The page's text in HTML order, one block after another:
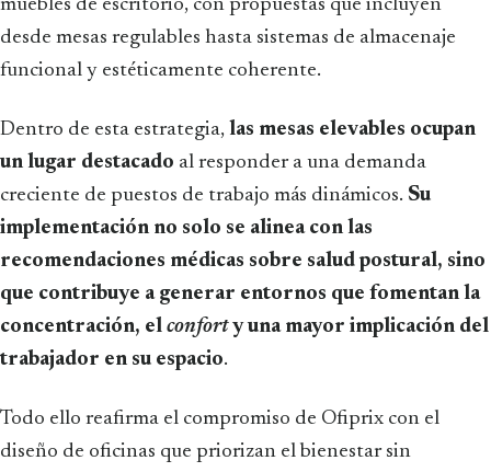
muebles de escritorio, con propuestas que incluyen
desde mesas regulables hasta sistemas de almacenaje
funcional y estéticamente coherente.
Dentro de esta estrategia, las mesas elevables ocupan
un lugar destacado al responder a una demanda
creciente de puestos de trabajo más dinámicos. Su
implementación no solo se alinea con las
recomendaciones médicas sobre salud postural, sino
que contribuye a generar entornos que fomentan la
concentración, el conforty una mayor implicación del
trabajador en su espacio.
Todo ello reafirma el compromiso de Ofiprix con el
diseño de oficinas que priorizan el bienestar sin